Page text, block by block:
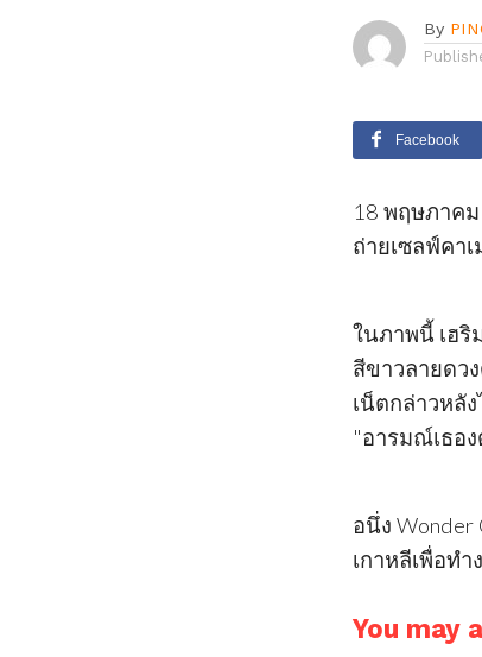
By
Facebook
18 พฤษภาค
ถ่ายเซลฟ์คาเ
ในภาพนี้ เฮริ
สีขาวลายดว
เน็ตกล่าวหลั
"อารมณ์เธอ
อนึ่ง Wonder
เกาหลีเพื่อท
You may